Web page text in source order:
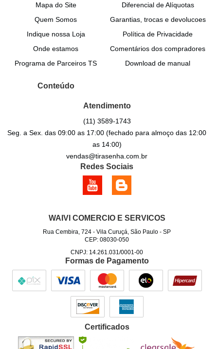
Mapa do Site
Quem Somos
Indique nossa Loja
Onde estamos
Programa de Parceiros TS
Diferencial de Alíquotas
Garantias, trocas e devolucoes
Política de Privacidade
Comentários dos compradores
Download de manual
Conteúdo
Atendimento
(11) 3589-1743
Seg. a Sex. das 09:00 as 17:00 (fechado para almoço das 12:00
as 14:00)
vendas@tirasenha.com.br
Redes Sociais
WAIVI COMERCIO E SERVICOS
Rua Cembira, 724 -Vila Curuçá, São Paulo -SP
CEP: 08030-050
CNPJ: 14.261.031/0001-00
Formas de Pagamento
Certificados